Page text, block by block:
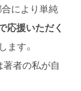
により単純
応援いただく
します。
著者の私が自